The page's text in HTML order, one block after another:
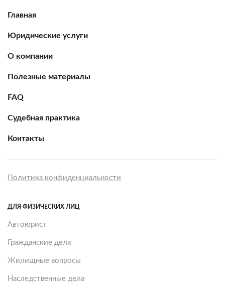
Главная
Юридические услуги
О компании
Полезные материалы
FAQ
Судебная практика
Контакты
Политика конфиденциальности
ДЛЯ ФИЗИЧЕСКИХ ЛИЦ
Автоюрист
Гражданские дела
Жилищные вопросы
Наследственные дела